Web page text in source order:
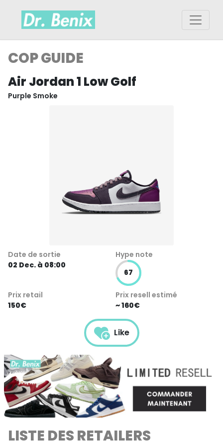
COP GUIDE
Air Jordan 1 Low Golf
Purple Smoke
Date de sortie
02 Dec. à 08:00
Hype note
67
Prix retail
150€
Prix resell estimé
~ 160€
Like
LISTE DES RETAILERS